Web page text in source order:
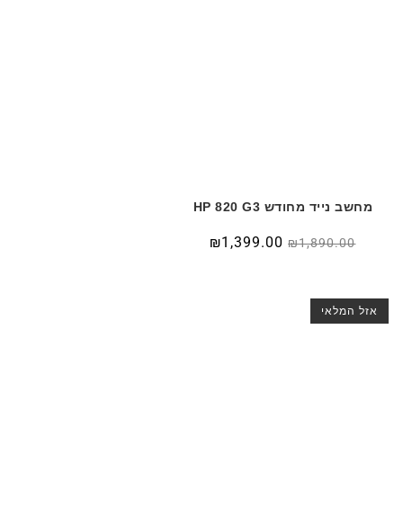
מחשב נייד מחודש HP 820 G3
₪1,890.00
המחיר
₪1,399.00
המחיר
אזל המלאי